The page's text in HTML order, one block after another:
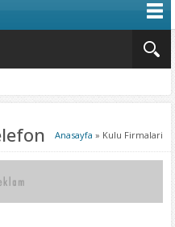
Anasayfa » Kulu Firmalari